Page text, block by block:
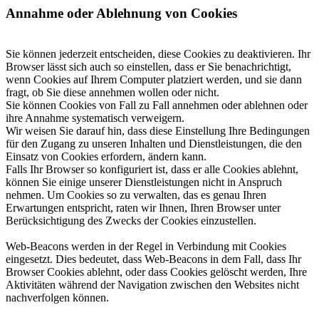
Annahme oder Ablehnung von Cookies
Sie können jederzeit entscheiden, diese Cookies zu deaktivieren. Ihr
Browser lässt sich auch so einstellen, dass er Sie benachrichtigt,
wenn Cookies auf Ihrem Computer platziert werden, und sie dann
fragt, ob Sie diese annehmen wollen oder nicht.
Sie können Cookies von Fall zu Fall annehmen oder ablehnen oder
ihre Annahme systematisch verweigern.
Wir weisen Sie darauf hin, dass diese Einstellung Ihre Bedingungen
für den Zugang zu unseren Inhalten und Dienstleistungen, die den
Einsatz von Cookies erfordern, ändern kann.
Falls Ihr Browser so konfiguriert ist, dass er alle Cookies ablehnt,
können Sie einige unserer Dienstleistungen nicht in Anspruch
nehmen. Um Cookies so zu verwalten, das es genau Ihren
Erwartungen entspricht, raten wir Ihnen, Ihren Browser unter
Berücksichtigung des Zwecks der Cookies einzustellen.
Web-Beacons werden in der Regel in Verbindung mit Cookies
eingesetzt. Dies bedeutet, dass Web-Beacons in dem Fall, dass Ihr
Browser Cookies ablehnt, oder dass Cookies gelöscht werden, Ihre
Aktivitäten während der Navigation zwischen den Websites nicht
nachverfolgen können.